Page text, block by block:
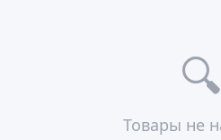
🔍
Товары не